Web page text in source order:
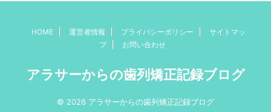
HOME 運営者情報 プライバシーポリシー
サイトマッ
プ
お問い合わせ
アラサーからの歯列矯正記録ブログ
© 2026 アラサーからの歯列矯正記録ブログ